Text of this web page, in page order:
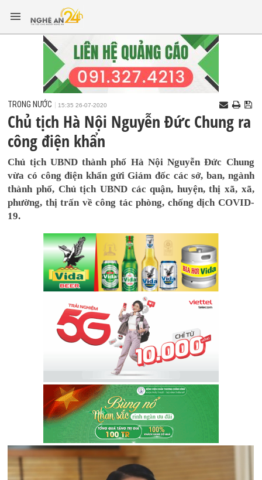
TRONG NƯỚC 15:35 26-07-2020
Chủ tịch Hà Nội Nguyễn Đức Chung ra
công điện khẩn
Chủ tịch UBND thành phố Hà Nội Nguyễn Đức Chung
vừa có công điện khẩn gửi Giám đốc các sở, ban, ngành
thành phố, Chủ tịch UBND các quận, huyện, thị xã, xã,
phường, thị trấn về công tác phòng, chống dịch COVID-
19.